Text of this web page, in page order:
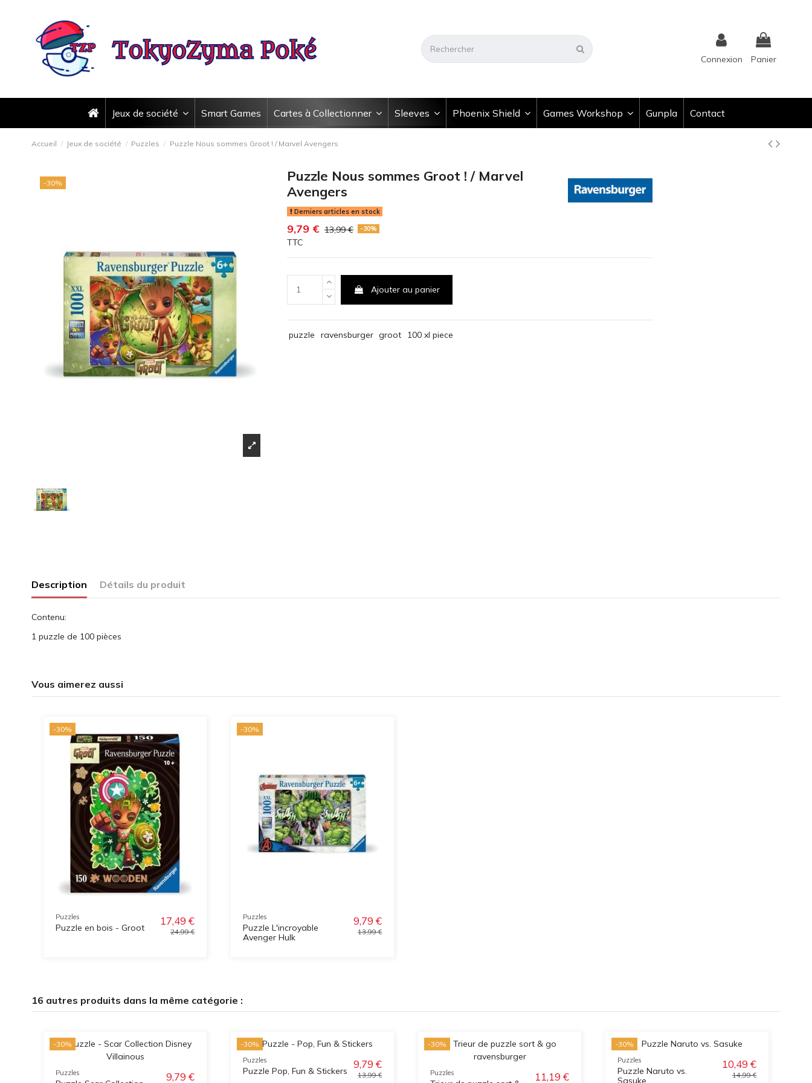
Connexion Panier
Jeux de société Smart Games Cartes à Collectionner Sleeves Phoenix Shield Games Workshop Gunpla Contact
Accueil Jeux de société Puzzles Puzzle Nous sommes Groot ! / Marvel Avengers
-30%
Puzzle Nous sommes Groot ! / Marvel
Avengers
Derniers articles en stock
9,79 € 13,99 € -30%
TTC
Ajouter au panier
puzzle ravensburger groot 100 xl piece
Description Détails du produit
Contenu:
1 puzzle de 100 pièces
Vous aimerez aussi
-30%
Puzzles
Puzzle en bois - Groot
17,49 €
24,99 €
-30%
Puzzles
Puzzle L'incroyable
Avenger Hulk
9,79 €
13,99 €
16 autres produits dans la même catégorie :
-30%
Puzzles 9,79 €
-30%
Puzzles
Puzzle Pop, Fun & Stickers
9,79 €
13,99 €
-30%
Puzzles 11,19 €
-30%
Puzzles
Puzzle Naruto vs.
Sasuke
10,49 €
14,99 €